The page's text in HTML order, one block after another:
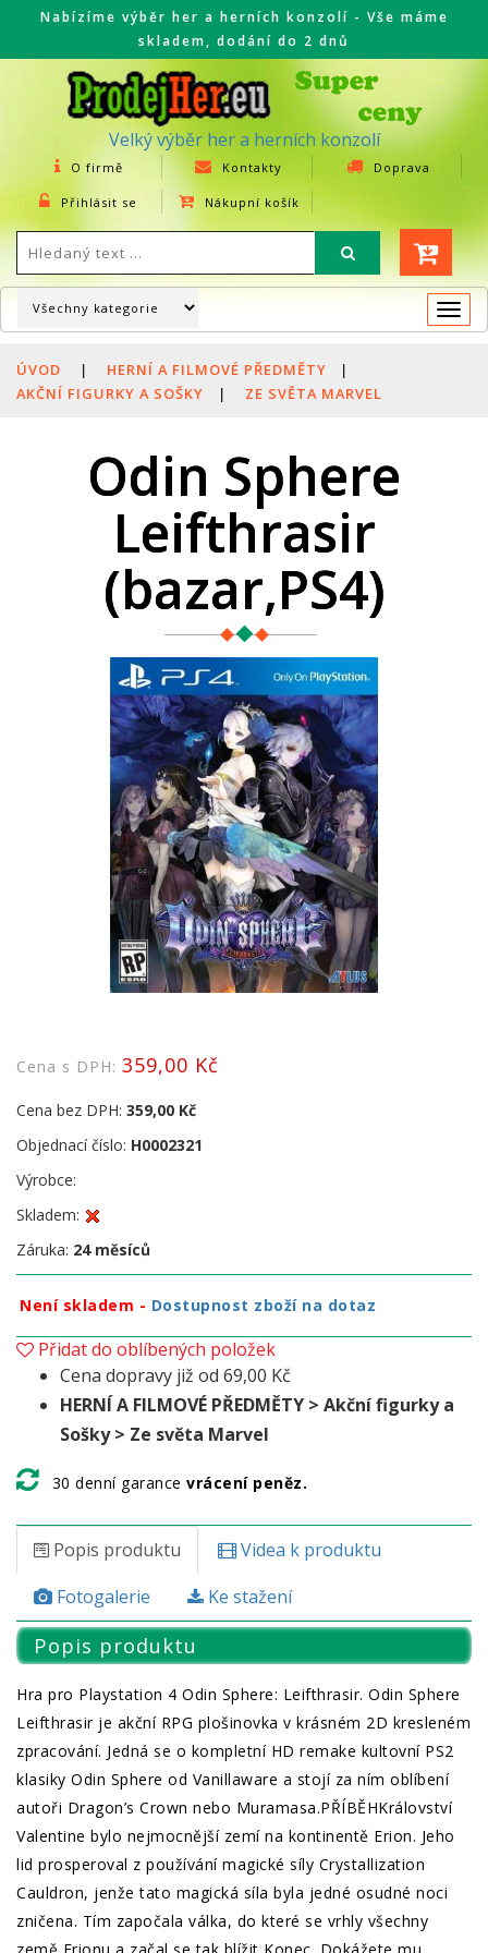
Nabízíme výběr her a herních konzolí - Vše máme
skladem, dodání do 2 dnů
Velký výběr her a herních konzolí
O firmě Kontakty Doprava
Přihlásit se Nákupní košík
ÚVOD | HERNÍ A FILMOVÉ PŘEDMĚTY
|
AKČNÍ FIGURKY A SOŠKY
| ZE SVĚTA MARVEL
Odin Sphere
Leifthrasir
(bazar,PS4)
Cena s DPH: 359,00 Kč
Cena bez DPH: 359,00 Kč
Objednací číslo: H0002321
Výrobce:
Skladem:
Záruka: 24 měsíců
Není skladem - Dostupnost zboží na dotaz
Přidat do oblíbených položek
Cena dopravy již od 69,00 Kč
HERNÍ A FILMOVÉ PŘEDMĚTY > Akční figurky a
Sošky > Ze světa Marvel
30 denní garance vrácení peněz.
Popis produktu
Videa k produktu
Fotogalerie
Ke stažení
Popis produktu
Hra pro Playstation 4 Odin Sphere: Leifthrasir. Odin Sphere
Leifthrasir je akční RPG plošinovka v krásném 2D kresleném
zpracování. Jedná se o kompletní HD remake kultovní PS2
klasiky Odin Sphere od Vanillaware a stojí za ním oblíbení
autoři Dragon’s Crown nebo Muramasa.PŘÍBĚHKrálovství
Valentine bylo nejmocnější zemí na kontinentě Erion. Jeho
lid prosperoval z používání magické síly Crystallization
Cauldron, jenže tato magická síla byla jedné osudné noci
zničena. Tím započala válka, do které se vrhly všechny